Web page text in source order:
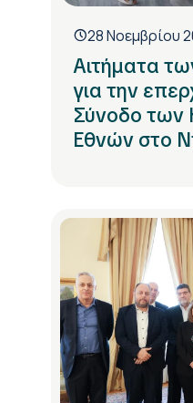
28 Νοεμβρίου
Αιτήματα
για την
Σύνοδο
Εθνών στο